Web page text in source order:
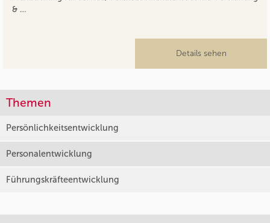
& …
Details sehen
Themen
Persönlichkeitsentwicklung
Personalentwicklung
Führungskräfteentwicklung